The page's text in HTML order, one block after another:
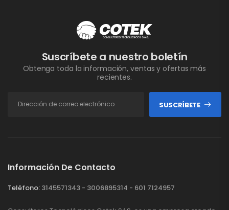
Suscríbete a nuestro boletín
Obtenga toda la información, ventas y ofertas más
recientes.
SUSCRÍBETE
Información De Contacto
Teléfono: 3145571343 - 3006895314 - 601 7124957